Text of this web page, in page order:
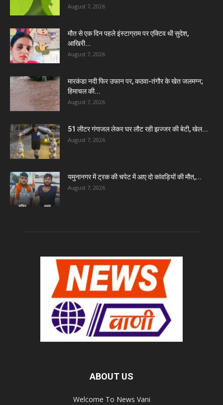
August 7, 2026
मौत से एक दिन पहले इंस्टाग्राम पर एक्टिव थी सुदेश,
आखिरी...
August 7, 2026
मारकंडा नदी फिर उफान पर, कठवा-तंगौर के खेत जलमग्न;
हिमाचल की...
August 7, 2026
51 लीटर गंगाजल लेकर घर लौट रही झज्जर की बेटी, खेल...
August 7, 2026
यमुनानगर में ट्रक की चपेट में आए दो कांवड़ियों की मौत,...
August 7, 2026
ABOUT US
Welcome To News Vani